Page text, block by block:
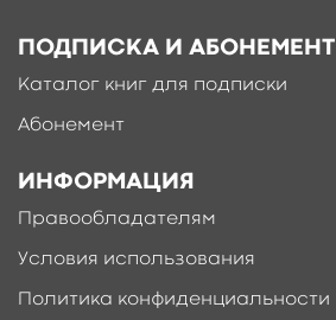
ПОДПИСКА И АБОНЕМЕНТ
Каталог книг для подписки
Абонемент
ИНФОРМАЦИЯ
Правообладателям
Условия использования
Политика конфиденциальности